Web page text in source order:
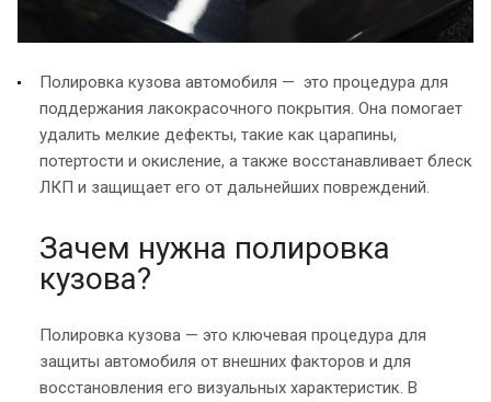
Полировка кузова автомобиля — это процедура для
поддержания лакокрасочного покрытия. Она помогает
удалить мелкие дефекты, такие как царапины,
потертости и окисление, а также восстанавливает блеск
ЛКП и защищает его от дальнейших повреждений.
Зачем нужна полировка
кузова?
Полировка кузова — это ключевая процедура для
защиты автомобиля от внешних факторов и для
восстановления его визуальных характеристик. В